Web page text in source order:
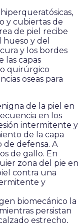
y cubiertas de
de piel recibe
y del
y los bordes
las capas
quirúrgico
oseas para
de la piel en
en los
intermitente y
de la capa
de defensa. A
de gallo. En
zona del pie en
contra una
y
biomecánico la
persistan
estrecho,